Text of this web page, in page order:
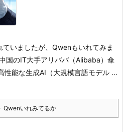
いましたが、Qwenもいれてみま
国のIT大手アリババ（Alibaba）傘
能な生成AI（大規模言語モデル ...
Qwenいれみてるか